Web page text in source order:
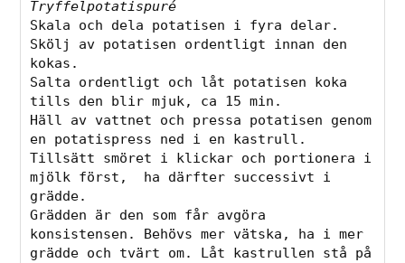
Tryffelpotatispuré
Skala och dela potatisen i fyra delar.
Skölj av potatisen ordentligt innan den
kokas.
Salta ordentligt och låt potatisen koka
tills den blir mjuk, ca 15 min.
Häll av vattnet och pressa potatisen genom
en potatispress ned i en kastrull.
Tillsätt smöret i klickar och portionera i
mjölk först,  ha därfter successivt i
grädde.
Grädden är den som får avgöra
konsistensen. Behövs mer vätska, ha i mer
grädde och tvärt om. Låt kastrullen stå på